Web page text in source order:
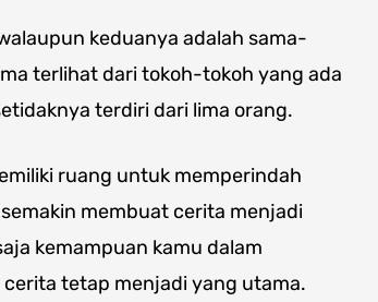
keduanya adalah sama-
terlihat dari tokoh-tokoh yang ada
terdiri dari lima orang.
ruang untuk memperindah
membuat cerita menjadi
kemampuan kamu dalam
tetap menjadi yang utama.